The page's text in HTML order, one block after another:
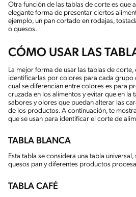
Otra función de las tablas de corte es que
elegante forma de presentar ciertos
ejemplo, un pan cortado en rodajas,
o quesos.
CÓMO USAR LAS
La mejor forma de usar las tablas de
identificarlas por colores para cada grupo
cual se diferencian entre colores es para
cruzada en los alimentos y evitar que en la
sabores y olores que puedan alterar las
de los productos. A continuación, te
que se usan para identificar el corte de
TABLA BLANCA
Esta tabla se considera una tabla
quesos pan y diferentes productos
TABLA CAFÉ